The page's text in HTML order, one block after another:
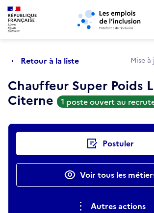
Aller au menu principal Aller au contenu
Retour à la liste Mise
Chauffeur Super Poids
Citerne 1 poste ouvert au
Actions rapides Postuler
Voir tous les
Autres actions
Retour au début de la page
Panneau de gestion des cookies